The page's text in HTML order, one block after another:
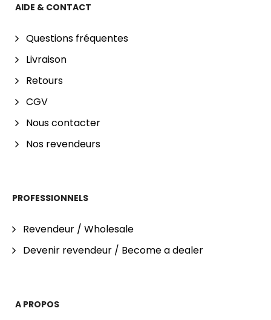
AIDE & CONTACT
Questions fréquentes
Livraison
Retours
CGV
Nous contacter
Nos revendeurs
PROFESSIONNELS
Revendeur / Wholesale
Devenir revendeur / Become a dealer
A PROPOS